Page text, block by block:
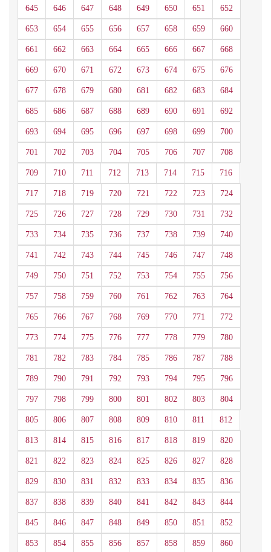
645 646 647 648 649 650 651 652
653 654 655 656 657 658 659 660
661 662 663 664 665 666 667 668
669 670 671 672 673 674 675 676
677 678 679 680 681 682 683 684
685 686 687 688 689 690 691 692
693 694 695 696 697 698 699 700
701 702 703 704 705 706 707 708
709 710 711 712 713 714 715 716
717 718 719 720 721 722 723 724
725 726 727 728 729 730 731 732
733 734 735 736 737 738 739 740
741 742 743 744 745 746 747 748
749 750 751 752 753 754 755 756
757 758 759 760 761 762 763 764
765 766 767 768 769 770 771 772
773 774 775 776 777 778 779 780
781 782 783 784 785 786 787 788
789 790 791 792 793 794 795 796
797 798 799 800 801 802 803 804
805 806 807 808 809 810 811 812
813 814 815 816 817 818 819 820
821 822 823 824 825 826 827 828
829 830 831 832 833 834 835 836
837 838 839 840 841 842 843 844
845 846 847 848 849 850 851 852
853 854 855 856 857 858 859 860